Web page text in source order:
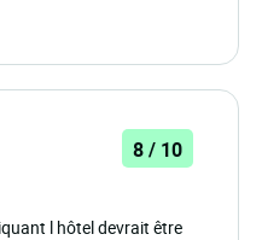
8 / 10
l hôtel devrait être